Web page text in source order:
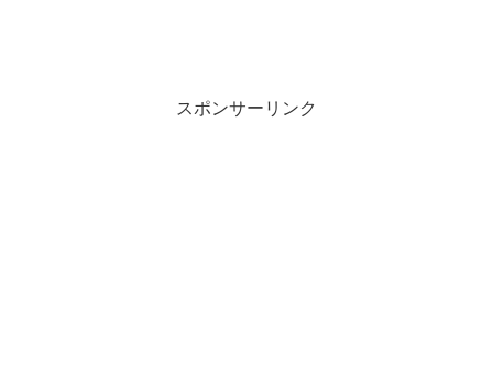
スポンサーリンク